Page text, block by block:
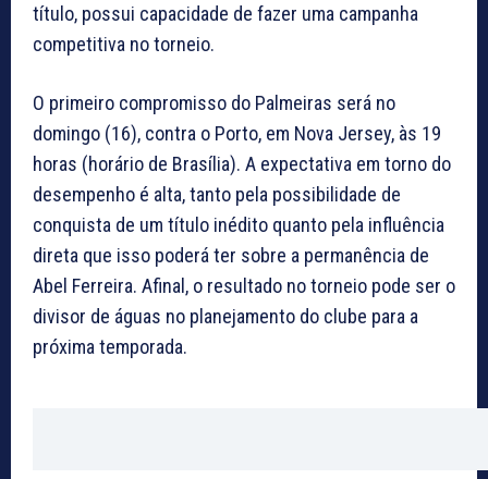
título, possui capacidade de fazer uma campanha
competitiva no torneio.
O primeiro compromisso do Palmeiras será no
domingo (16), contra o Porto, em Nova Jersey, às 19
horas (horário de Brasília). A expectativa em torno do
desempenho é alta, tanto pela possibilidade de
conquista de um título inédito quanto pela influência
direta que isso poderá ter sobre a permanência de
Abel Ferreira. Afinal, o resultado no torneio pode ser o
divisor de águas no planejamento do clube para a
próxima temporada.